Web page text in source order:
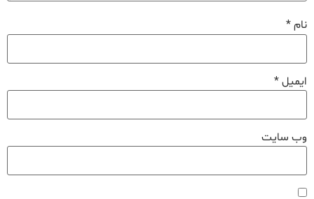
نام*
ایمیل*
وب‌ سایت